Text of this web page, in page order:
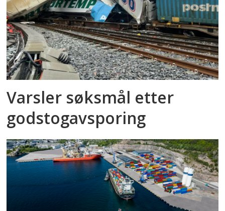
Varsler søksmål etter
godstog­avsporing